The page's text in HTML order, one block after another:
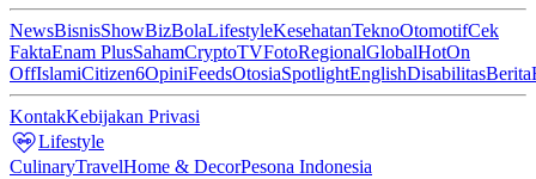
NewsBisnisShowBizBolaLifestyleKesehatanTeknoOtomotifCek
FaktaEnam PlusSahamCryptoTVFotoRegionalGlobalHotOn
OffIslamiCitizen6OpiniFeedsOtosiaSpotlightEnglishDisabilitasBerita
KontakKebijakan Privasi
Lifestyle
CulinaryTravelHome & DecorPesona Indonesia